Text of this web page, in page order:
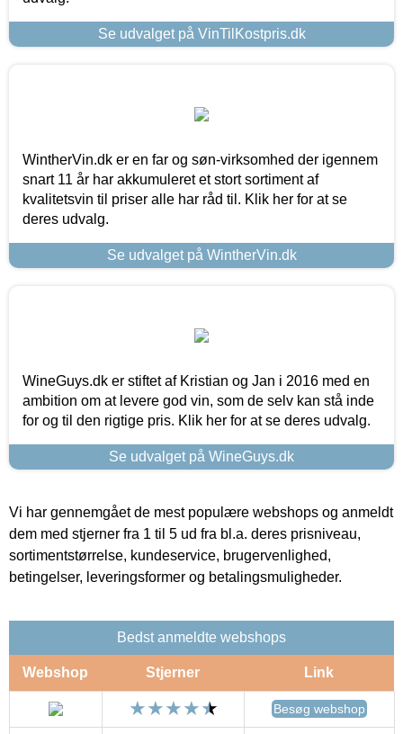
Se udvalget på VinTilKostpris.dk
WintherVin.dk er en far og søn-virksomhed der igennem
snart 11 år har akkumuleret et stort sortiment af
kvalitetsvin til priser alle har råd til. Klik her for at se
deres udvalg.
Se udvalget på WintherVin.dk
WineGuys.dk er stiftet af Kristian og Jan i 2016 med en
ambition om at levere god vin, som de selv kan stå inde
for og til den rigtige pris. Klik her for at se deres udvalg.
Se udvalget på WineGuys.dk
Vi har gennemgået de mest populære webshops og anmeldt
dem med stjerner fra 1 til 5 ud fra bl.a. deres prisniveau,
sortimentstørrelse, kundeservice, brugervenlighed,
betingelser, leveringsformer og betalingsmuligheder.
Bedst anmeldte webshops
Webshop Stjerner Link
Besøg webshop